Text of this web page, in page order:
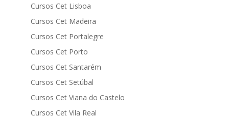
Cursos Cet Lisboa
Cursos Cet Madeira
Cursos Cet Portalegre
Cursos Cet Porto
Cursos Cet Santarém
Cursos Cet Setúbal
Cursos Cet Viana do Castelo
Cursos Cet Vila Real